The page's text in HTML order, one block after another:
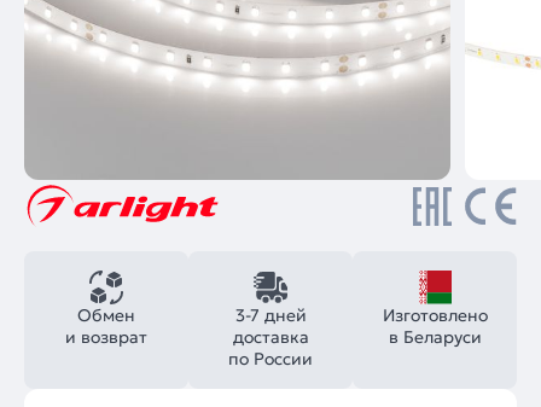
3-7 дней
доставка
по России
Обмен
и возврат
Изготовлено
в Беларуси